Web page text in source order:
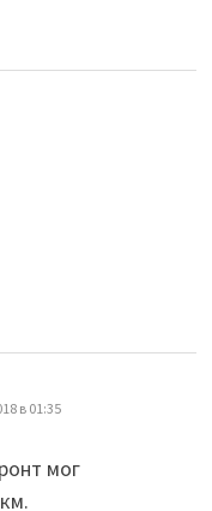
в 01:35
мог